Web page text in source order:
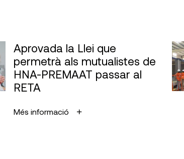
Aprovada la Llei que
permetrà als mutualistes de
HNA-PREMAAT passar al
RETA
Més informació